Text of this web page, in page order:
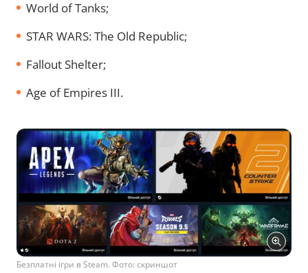
World of Tanks;
STAR WARS: The Old Republic;
Fallout Shelter;
Age of Empires III.
Безплатні ігри в Steam. Фото: скриншот